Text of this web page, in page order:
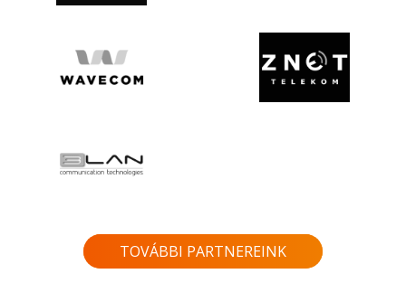
TOVÁBBI PARTNEREINK